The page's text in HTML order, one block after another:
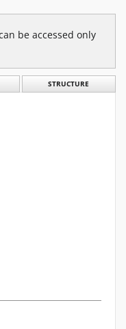
be accessed only
STRUCTURE